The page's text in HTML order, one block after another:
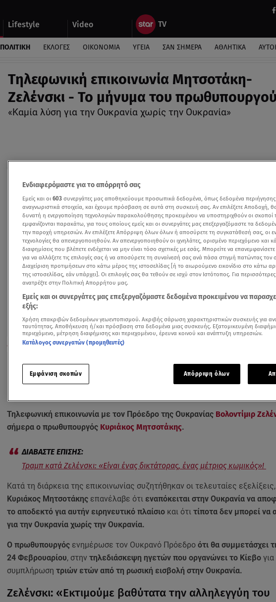
Lifestyle Video
ΠΟΛΙΤΙΚΗ ΕΚΛΟΓΕΣ ΟΙΚΟΝΟΜΙΑ ΥΓΕΙΑ ΣΑΝ ΣΗΜΕΡΑ ΑΘΛΗΤΙΚΑ
Τηλεφωνική επικοινωνία Μητσοτάκη-
Ζελένσκι - Το μήνυμα του πρωθυπουργού
«Καμία λύση για την Ουκρανία χωρίς την Ουκρανία»
Τηλεφωνική επικοινωνία Μητσοτάκη-Ζελένσκι / Κεντρικό δελτίο ειδήσεων Star
Add star.gr on Google
Τηλεφωνική επικοινωνία με τον Πρόεδρο της Ουκρανίας Βολοντίμιρ
σήμερα ο πρωθυπουργός Κυριάκος Μητσοτάκης.
Τραμπ κατά Ζελένσκι: «Είναι ένας δικτάτορας, ένας μέτριος κωμικός»!
Κατά τη διάρκεια της επικοινωνίας συζητήθηκαν οι τελευταίες
Κυριάκος Μητσοτάκηςεπανέλαβε ότι εναπόκειται στην Ουκρανία να
το αποδεκτό για αυτήν ειρηνευτικό πλαίσιοκαι ότιτίποτα δεν μπορεί να
για την Ουκρανία χωρίς την Ουκρανία.
Ο πρωθυπουργός ενημέρωσε τον Ουκρανό Πρόεδροότι θα συμμετάσχει
24 Φεβρουαρίου, στην τηλεδιάσκεψη ηγετών που οργανώνει το Κίεβογια
συμπλήρωση τριών ετών από τη ρωσική εισβολή στην Ουκρανία.
Ζελένσκι: «Εκτιμούμε βαθύτατα την αλληλεγγύη του
Ενδιαφερόμαστε για το απόρρητό σας
Εμείς και οι 603 συνεργάτες μας αποθηκεύουμε προσωπικά δεδομένα, όπως δεδομένα
αναγνωριστικά στοιχεία, και έχουμε πρόσβαση σε αυτά στη συσκευή σας. Αν επιλέξετε Αποδοχή,
δυνατή η ενεργοποίηση τεχνολογιών παρακολούθησης προκειμένου να υποστηριχθούν οι σκοποί
εμφανίζονται παρακάτω, για τους οποίους εμείς και οι συνεργάτες μας επεξεργαζόμαστε τα
την παροχή υπηρεσιών. Αν επιλέξετε Απόρριψη όλων όλων ή αποσύρετε τη συγκατάθεσή σας, οι
τεχνολογίες θα απενεργοποιηθούν. Αν απενεργοποιηθούν οι ιχνηλάτες, ορισμένο περιεχόμενο και
διαφημίσεις που βλέπετε ενδέχεται να μην είναι τόσο σχετικές με εσάς. Μπορείτε να
για να αλλάξετε τις επιλογές σας ή να αποσύρετε τη συναίνεσή σας ανά πάσα στιγμή πατώντας τον
Διαχείριση προτιμήσεων στο κάτω μέρος της ιστοσελίδας [ή το αιωρούμενο εικονίδιο στο κάτω
της ιστοσελίδας, εάν υπάρχει]. Οι επιλογές σας θα τεθούν σε ισχύ στον Ιστότοπος. Για
ανατρέξτε στην Πολιτική Απορρήτου μας.
Εμείς και οι συνεργάτες μας επεξεργαζόμαστε δεδομένα προκειμένου να
εξής:
Χρήση επακριβών δεδομένων γεωεντοπισμού. Ακριβής σάρωση χαρακτηριστικών συσκευής για
ταυτότητας. Αποθήκευση ή/και πρόσβαση στα δεδομένα μιας συσκευής. Εξατομικευμένη
περιεχόμενο, μέτρηση διαφήμισης και περιεχομένου, έρευνα κοινού και ανάπτυξη υπηρεσιών.
Κατάλογος συνεργατών (προμηθευτές)
Εμφάνιση σκοπών Απόρριψη όλων